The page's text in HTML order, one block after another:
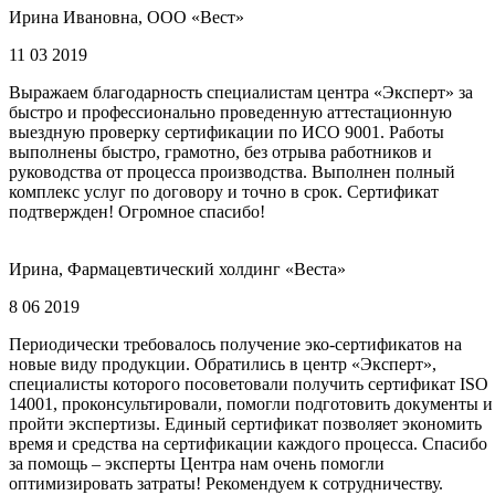
Ирина Ивановна, ООО «Вест»
11 03 2019
Выражаем благодарность специалистам центра «Эксперт» за
быстро и профессионально проведенную аттестационную
выездную проверку сертификации по ИСО 9001. Работы
выполнены быстро, грамотно, без отрыва работников и
руководства от процесса производства. Выполнен полный
комплекс услуг по договору и точно в срок. Сертификат
подтвержден! Огромное спасибо!
Ирина, Фармацевтический холдинг «Веста»
8 06 2019
Периодически требовалось получение эко-сертификатов на
новые виду продукции. Обратились в центр «Эксперт»,
специалисты которого посоветовали получить сертификат ISO
14001, проконсультировали, помогли подготовить документы и
пройти экспертизы. Единый сертификат позволяет экономить
время и средства на сертификации каждого процесса. Спасибо
за помощь – эксперты Центра нам очень помогли
оптимизировать затраты! Рекомендуем к сотрудничеству.